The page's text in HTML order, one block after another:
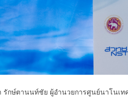
รักษ์ตานนท์ชัย ผู้อำนวยการศูนย์นาโนเ